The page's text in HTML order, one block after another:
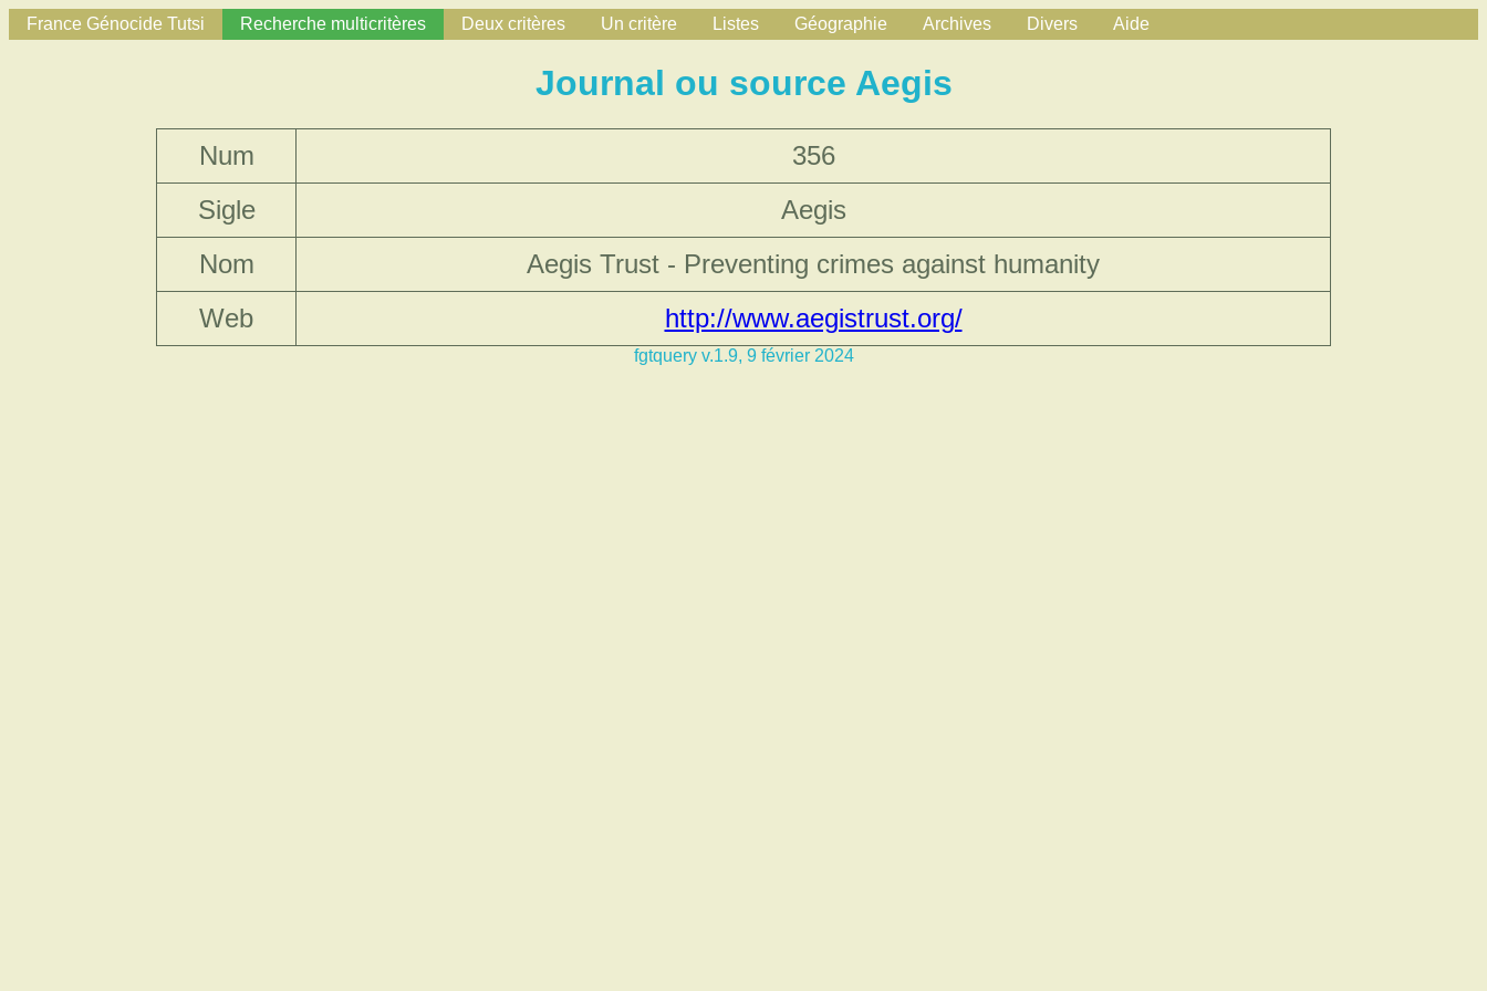
France Génocide Tutsi Recherche multicritères Deux critères Un critère Listes Géographie Archives Divers Aide
Journal ou source Aegis
Num
356
Sigle
Aegis
Nom
Aegis Trust - Preventing crimes against humanity
Web
http://www.aegistrust.org/
fgtquery v.1.9, 9 février 2024